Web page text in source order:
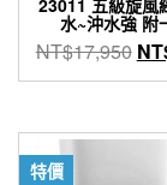
23011 五級旋風
水~沖水強 附
NT$17,950 原
始
格
特價